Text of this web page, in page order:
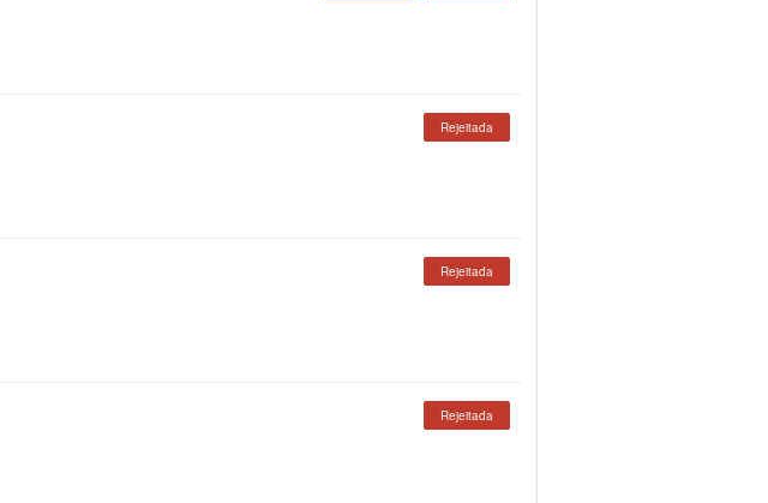
Rejeitada
Rejeitada
Rejeitada